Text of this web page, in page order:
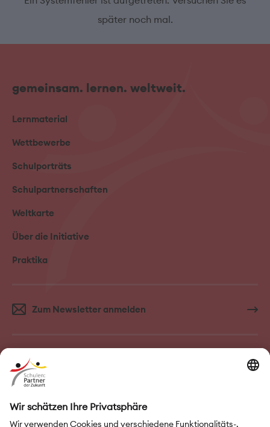
später noch mal.
gemeinsam. lernen. weltweit.
Lernmaterial
Wettbewerbe
Schulporträts
Schulpartnerschaften
Weltkarte
Über die Initiative
Praktika
Zum Newsletter anmelden
FAQ–Häufige Fragen Kontakt